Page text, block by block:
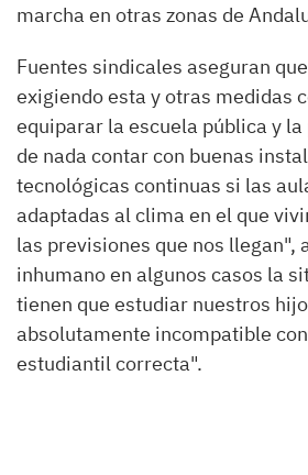
marcha en otras zonas de
Fuentes sindicales aseguran
exigiendo esta y otras medidas
equiparar la escuela pública y
de nada contar con buenas
tecnológicas continuas si las
adaptadas al clima en el que
las previsiones que nos llegan",
inhumano en algunos casos la
tienen que estudiar nuestros
absolutamente incompatible
estudiantil correcta".